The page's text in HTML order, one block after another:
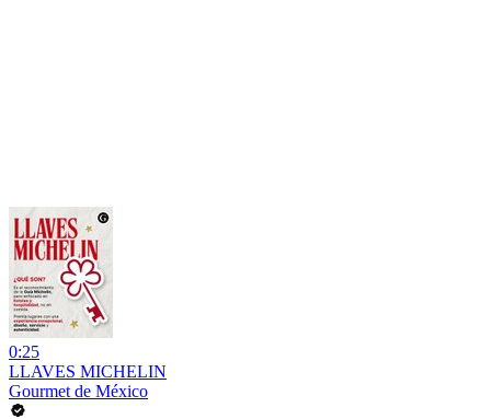
0:25
LLAVES MICHELIN
Gourmet de México